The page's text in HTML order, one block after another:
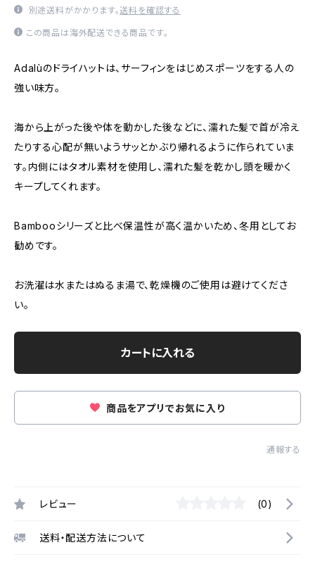
別途送料がかかります。送料を確認する
この商品は海外配送できる商品です。
Adalùのドライハットは、サーフィンをはじめスポーツをする人の
強い味方。
海から上がった後や体を動かした後などに、濡れた髪で首が冷え
たりする心配が無いようサッとかぶり帰れるように作られていま
す。内側にはタオル素材を使用し、濡れた髪を乾かし頭を暖かく
キープしてくれます。
Bambooシリーズと比べ保温性が高く温かいため、冬用としてお
勧めです。
お洗濯は水またはぬるま湯で、乾燥機のご使用は避けてくださ
い。
カートに入れる
商品をアプリでお気に入り
通報する
レビュー (0)
送料・配送方法について